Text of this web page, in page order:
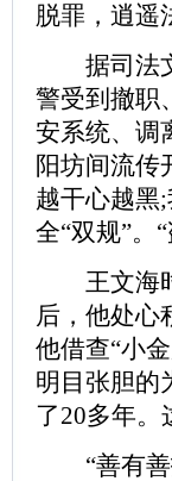
脱罪，逍遥
据司法文
警受到撤职
安系统、调
阳坊间流
越干心越黑
全“双规”。
王文海时
后，他处心
他借查“小
明目张胆的
了20多年。
“善有善